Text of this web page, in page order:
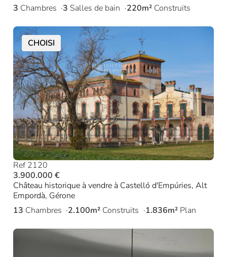
3 Chambres 3 Salles de bain 220m² Construits
CHOISI
Ref 2120
3.900.000 €
Château historique à vendre à Castelló d'Empúries, Alt
Empordà, Gérone
13 Chambres 2.100m² Construits 1.836m² Plan